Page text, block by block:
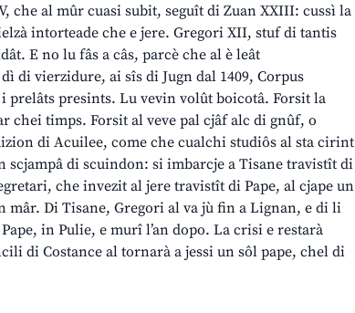
che al mûr cuasi subit, seguît di Zuan XXIII: cussì la
intorteade che e jere. Gregori XII, stuf di tantis
E no lu fâs a câs, parcè che al è leât
di vierzidure, ai sîs di Jugn dal 1409, Corpus
prelâts presints. Lu vevin volût boicotâ. Forsit la
chei timps. Forsit al veve pal cjâf alc di gnûf, o
di Acuilee, come che cualchi studiôs al sta cirint
di scuindon: si imbarcje a Tisane travistît di
che invezit al jere travistît di Pape, al cjape un
mâr. Di Tisane, Gregori al va jù fin a Lignan, e di li
in Pulie, e murî l’an dopo. La crisi e restarà
di Costance al tornarà a jessi un sôl pape, chel di